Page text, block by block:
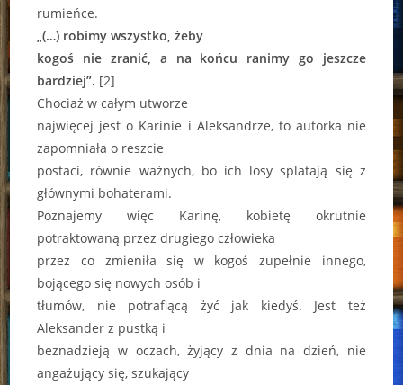
rumieńce.
„(…) robimy wszystko, żeby
kogoś nie zranić, a na końcu ranimy go jeszcze
bardziej”. [2]
Chociaż w całym utworze
najwięcej jest o Karinie i Aleksandrze, to autorka nie
zapomniała o reszcie
postaci, równie ważnych, bo ich losy splatają się z
głównymi bohaterami.
Poznajemy więc Karinę, kobietę okrutnie
potraktowaną przez drugiego człowieka
przez co zmieniła się w kogoś zupełnie innego,
bojącego się nowych osób i
tłumów, nie potrafiącą żyć jak kiedyś. Jest też
Aleksander z pustką i
beznadzieją w oczach, żyjący z dnia na dzień, nie
angażujący się, szukający